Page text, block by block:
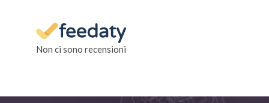
Non ci sono recensioni